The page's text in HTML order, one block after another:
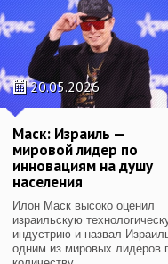
20.05.2026
Маск: Израиль —
мировой лидер по
инновациям на душу
населения
Илон Маск высоко оценил
израильскую
индустрию и назвал
одним из мировых лидеров